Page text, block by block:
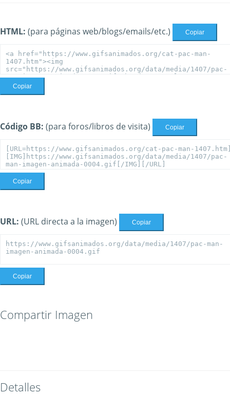
HTML: (para páginas web/blogs/emails/etc.) Copiar
Copiar
Código BB: (para foros/libros de visita) Copiar
Copiar
URL: (URL directa a la imagen) Copiar
Copiar
Compartir Imagen
Detalles